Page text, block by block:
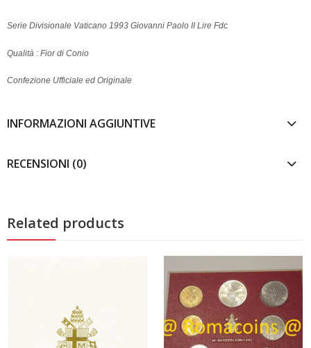
Serie Divisionale Vaticano 1993 Giovanni Paolo II Lire Fdc
Qualità : Fior di Conio
Confezione Ufficiale ed Originale
INFORMAZIONI AGGIUNTIVE
RECENSIONI (0)
Related products